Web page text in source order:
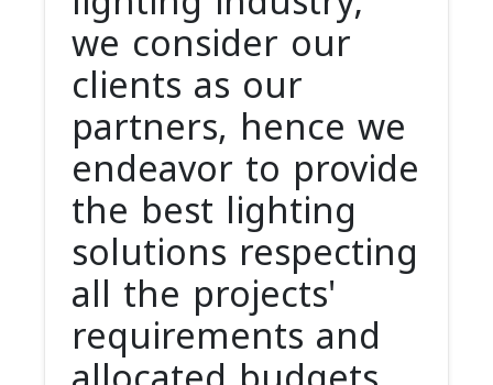
we consider our
clients as our
partners, hence we
endeavor to provide
the best lighting
solutions respecting
all the projects'
requirements and